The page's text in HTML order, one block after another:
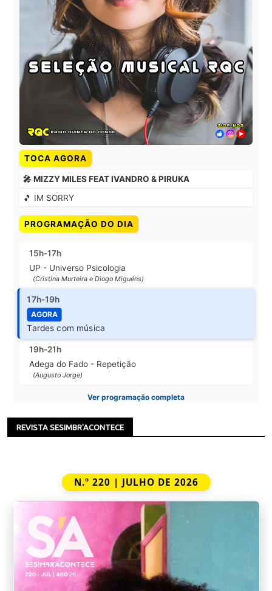
TOCA AGORA
🎤 MIZZY MILES FEAT IVANDRO & PIRUKA
🎵 IM SORRY
PROGRAMAÇÃO DO DIA
15h-17h
UP - Universo Psicologia
(Cristina Murteira e Diogo Miguéns)
17h-19h
AGORA
Tardes com música
19h-21h
Adega do Fado - Repetição
(Augusto Jorge)
Ver programação completa
REVISTA SESIMBR'ACONTECE
N.º 220 | JULHO DE 2026